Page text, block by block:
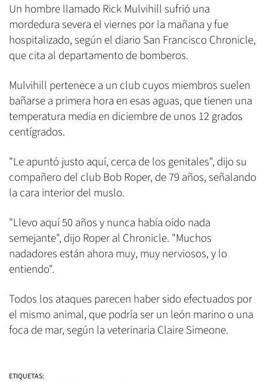
Un hombre llamado Rick Mulvihill sufrió una
mordedura severa el viernes por la mañana y fue
hospitalizado, según el diario San Francisco Chronicle,
que cita al departamento de bomberos.
Mulvihill pertenece a un club cuyos miembros suelen
bañarse a primera hora en esas aguas, que tienen una
temperatura media en diciembre de unos 12 grados
centígrados.
"Le apuntó justo aquí, cerca de los genitales", dijo su
compañero del club Bob Roper, de 79 años, señalando
la cara interior del muslo.
"Llevo aquí 50 años y nunca había oído nada
semejante", dijo Roper al Chronicle. "Muchos
nadadores están ahora muy, muy nerviosos, y lo
entiendo".
Todos los ataques parecen haber sido efectuados por
el mismo animal, que podría ser un león marino o una
foca de mar, según la veterinaria Claire Simeone.
ETIQUETAS: